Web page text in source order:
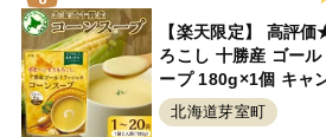
【楽天限定】 高評
ろこし 十勝産 ゴー
ープ 180g×1個 キャ
スイートコーン トウ
気 北海道 十勝 芽室
北海道芽室町